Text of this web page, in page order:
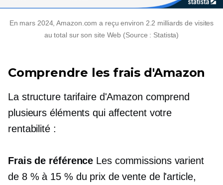
En mars 2024, Amazon.com a reçu environ 2.2 milliards de visites
au total sur son site Web (Source : Statista)
Comprendre les frais d'Amazon
La structure tarifaire d'Amazon comprend
plusieurs éléments qui affectent votre
rentabilité :
Frais de référence Les commissions varient
de 8 % à 15 % du prix de vente de l'article,